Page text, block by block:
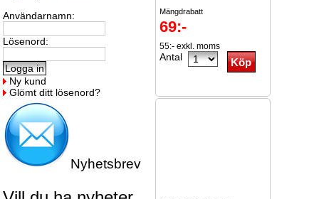
Användarnamn:
Lösenord:
Ny kund
Glömt ditt lösenord?
Nyhetsbrev
Mängdrabatt
5st... Läs mer
69:-
55:- exkl. moms
Antal